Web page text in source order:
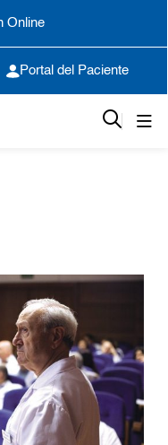
Online
Portal del Paciente